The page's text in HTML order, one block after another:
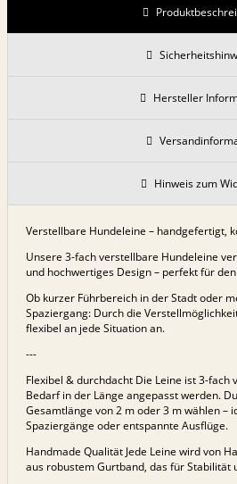
Hersteller
Hinweis zum
Verstellbare Hundeleine – handgefertigt,
Unsere 3-fach verstellbare Hundeleine
und hochwertiges Design – perfekt für
Ob kurzer Führbereich in der Stadt oder
Spaziergang: Durch die
flexibel an jede Situation an.
---
Flexibel & durchdacht Die Leine ist 3-fach
Bedarf in der Länge angepasst werden.
Gesamtlänge von 2 m oder 3 m wählen –
Spaziergänge oder entspannte Ausflüge.
Handmade Qualität Jede Leine wird von
aus robustem Gurtband, das für Stabilität